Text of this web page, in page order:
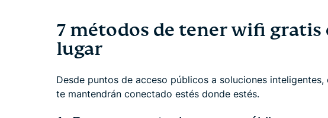
7 métodos de tener wifi gratis
lugar
Desde puntos de acceso públicos a soluciones
te mantendrán conectado estés donde estés.